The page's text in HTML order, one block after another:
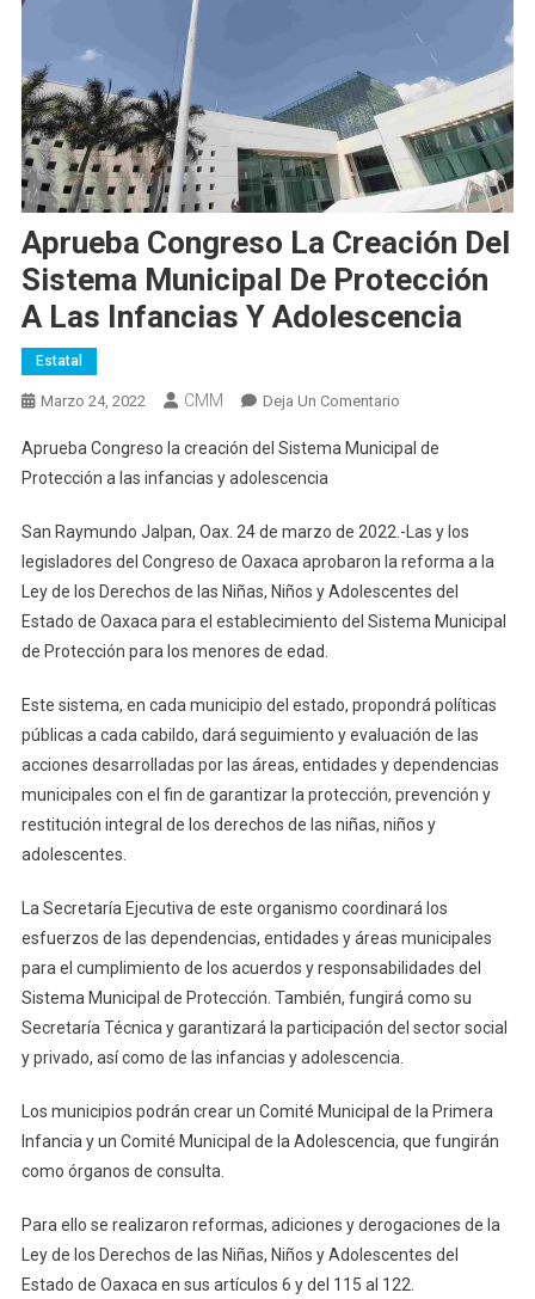
Aprueba Congreso La Creación Del
Sistema Municipal De Protección
A Las Infancias Y Adolescencia
Estatal
Marzo 24, 2022 CMM Deja Un ComentarioEn
Congreso
Del
Sistema
Municipal
De
Las
Infancias
Y
Adolescencia
Aprueba Congreso la creación del Sistema Municipal de
Protección a las infancias y adolescencia
San Raymundo Jalpan, Oax. 24 de marzo de 2022.-Las y los
legisladores del Congreso de Oaxaca aprobaron la reforma a la
Ley de los Derechos de las Niñas, Niños y Adolescentes del
Estado de Oaxaca para el establecimiento del Sistema Municipal
de Protección para los menores de edad.
Este sistema, en cada municipio del estado, propondrá políticas
públicas a cada cabildo, dará seguimiento y evaluación de las
acciones desarrolladas por las áreas, entidades y dependencias
municipales con el fin de garantizar la protección, prevención y
restitución integral de los derechos de las niñas, niños y
adolescentes.
La Secretaría Ejecutiva de este organismo coordinará los
esfuerzos de las dependencias, entidades y áreas municipales
para el cumplimiento de los acuerdos y responsabilidades del
Sistema Municipal de Protección. También, fungirá como su
Secretaría Técnica y garantizará la participación del sector social
y privado, así como de las infancias y adolescencia.
Los municipios podrán crear un Comité Municipal de la Primera
Infancia y un Comité Municipal de la Adolescencia, que fungirán
como órganos de consulta.
Para ello se realizaron reformas, adiciones y derogaciones de la
Ley de los Derechos de las Niñas, Niños y Adolescentes del
Estado de Oaxaca en sus artículos 6 y del 115 al 122.